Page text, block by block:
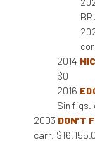
2014
$0
2016
Sin figs.
2003 DON'T
carr.